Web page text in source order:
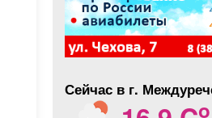
Сейчас в г.
o